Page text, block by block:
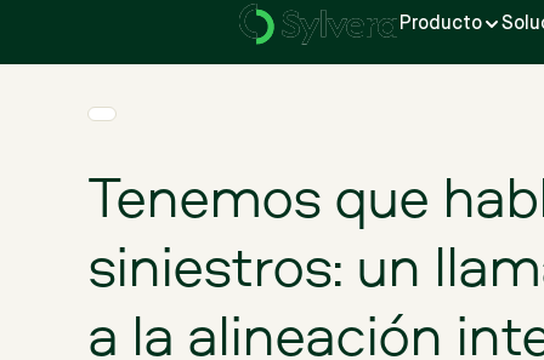
carbono
Producto
Tenemos que
siniestros: un
a la alineación